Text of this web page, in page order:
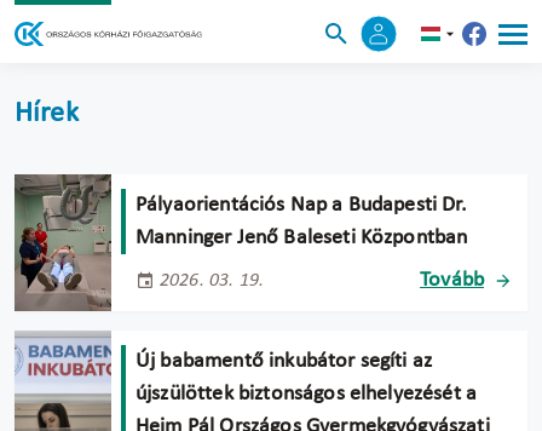
Hírek
Pályaorientációs Nap a Budapesti Dr.
Manninger Jenő Baleseti Központban
2026. 03. 19. Tovább
Új babamentő inkubátor segíti az
újszülöttek biztonságos elhelyezését a